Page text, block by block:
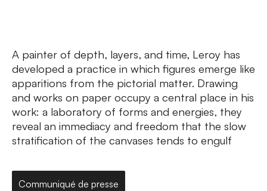
A painter of depth, layers, and time, Leroy has
developed a practice in which figures emerge like
apparitions from the pictorial matter. Drawing
and works on paper occupy a central place in his
work: a laboratory of forms and energies, they
reveal an immediacy and freedom that the slow
stratification of the canvases tends to engulf
Communiqué de presse